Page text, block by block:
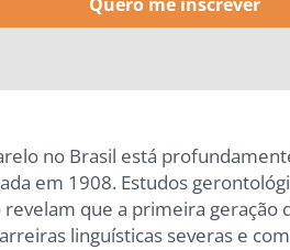
no Brasil está
em 1908. Estudos
que a primeira geração
linguísticas severas e